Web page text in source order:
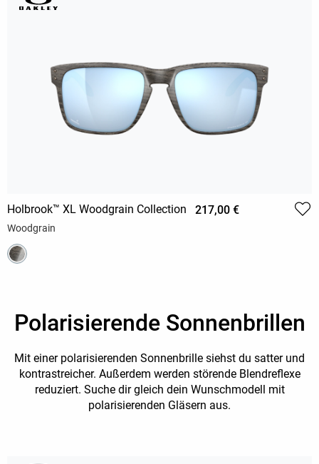
Holbrook™ XL Woodgrain Collection 217,00 €
Woodgrain
Polarisierende Sonnenbrillen
Mit einer polarisierenden Sonnenbrille siehst du satter und
kontrastreicher. Außerdem werden störende Blendreflexe
reduziert. Suche dir gleich dein Wunschmodell mit
polarisierenden Gläsern aus.